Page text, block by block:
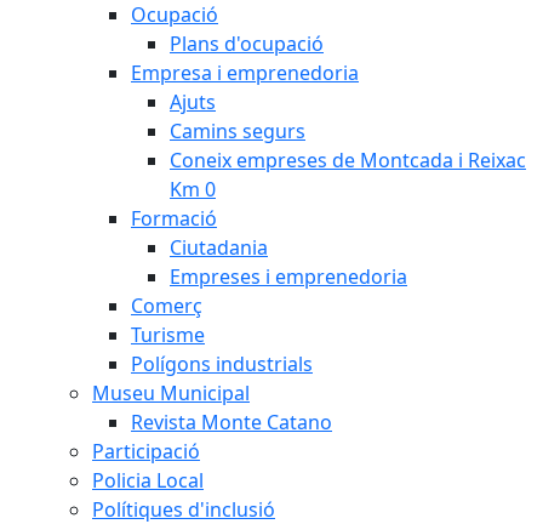
Ocupació
Plans d'ocupació
Empresa i emprenedoria
Ajuts
Camins segurs
Coneix empreses de Montcada i Reixac
Km 0
Formació
Ciutadania
Empreses i emprenedoria
Comerç
Turisme
Polígons industrials
Museu Municipal
Revista Monte Catano
Participació
Policia Local
Polítiques d'inclusió